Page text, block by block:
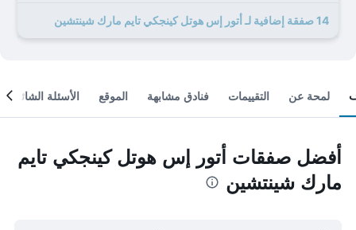
14 صفقة إضافية لـ أتور إس هوتل كينجكي تايم مارك شينتشين
لمحة عن التقييمات فنادق مشابهة الموقع الأسئلة الشائعة
أفضل صفقات أتور إس هوتل كينجكي تايم
مارك شينتشين